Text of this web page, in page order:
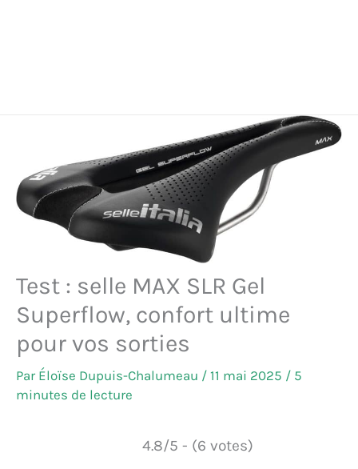
Test : selle MAX SLR Gel
Superflow, confort ultime
pour vos sorties
Par Éloïse Dupuis-Chalumeau / 11 mai 2025 / 5
minutes de lecture
4.8/5 - (6 votes)